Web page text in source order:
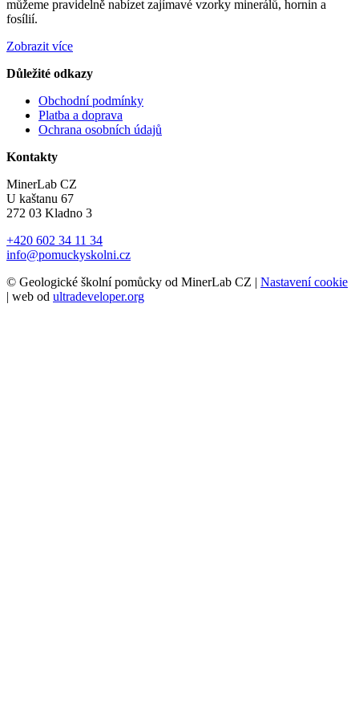
můžeme pravidelně nabízet zajímavé vzorky minerálů, hornin a
fosílií.
Zobrazit více
Důležité odkazy
Obchodní podmínky
Platba a doprava
Ochrana osobních údajů
Kontakty
MinerLab CZ
U kaštanu 67
272 03 Kladno 3
+420 602 34 11 34
info@pomuckyskolni.cz
© Geologické školní pomůcky od MinerLab CZ | Nastavení cookie
| web od ultradeveloper.org